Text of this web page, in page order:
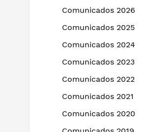
Comunicados 2026
Comunicados 2025
Comunicados 2024
Comunicados 2023
Comunicados 2022
Comunicados 2021
Comunicados 2020